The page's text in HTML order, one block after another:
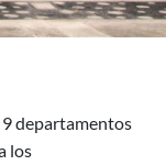
9 departamentos
los